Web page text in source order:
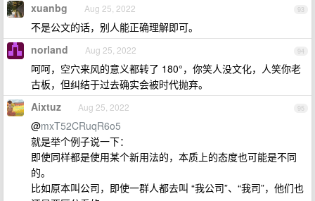
93
xuanbg Aug 25, 2022
不是公文的话，别人能正确理解即可。
94
norland Aug 25, 2022
呵呵，空穴来风的意义都转了 180°，你笑人没文化，人笑你老
古板，但纠结于过去确实会被时代抛弃。
95
Aixtuz Aug 25, 2022
@mxT52CRuqR6o5
就是举个例子说一下：
即使同样都是使用某个新用法的，本质上的态度也可能是不同
的。
比如原本叫公司，即使一群人都去叫 “我公司”、“我司”，他们也